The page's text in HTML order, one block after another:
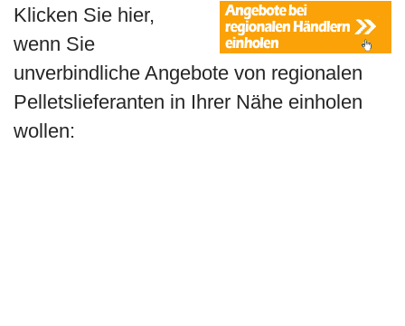
Klicken Sie hier,
wenn Sie
unverbindliche Angebote von regionalen
Pelletslieferanten in Ihrer Nähe einholen
wollen: